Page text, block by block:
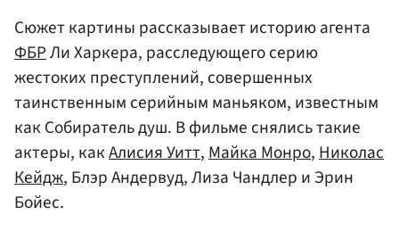
Сюжет картины рассказывает историю агента
ФБРЛи Харкера, расследующего серию
жестоких преступлений, совершенных
таинственным серийным маньяком, известным
как Собиратель душ. В фильме снялись такие
актеры, какАлисия Уитт,Майка Монро,Николас
Кейдж, Блэр Андервуд, Лиза Чандлер и Эрин
Бойес.